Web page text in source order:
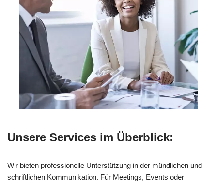
Unsere Services im Überblick:
Wir bieten professionelle Unterstützung in der mündlichen und
schriftlichen Kommunikation. Für Meetings, Events oder